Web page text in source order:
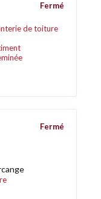
de toiture
Fermé
Fermé